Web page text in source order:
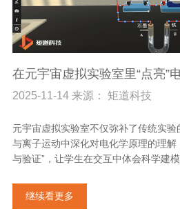
在元宇宙虚拟实验室里“点亮”
2025-11-14 来源： 矩道科技
元宇宙虚拟实验室不仅弥补了传统实
与离子运动中深化对电化学原理的理解
与验证”，让学生在交互中体会科学建
继续看更多